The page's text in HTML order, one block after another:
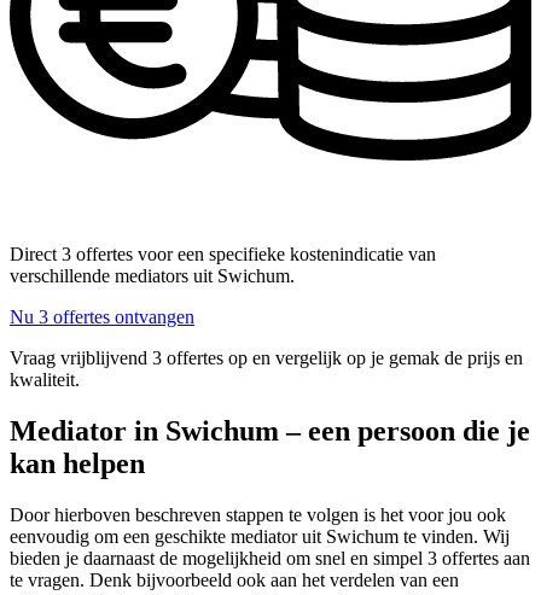
Direct 3 offertes voor een specifieke kostenindicatie van
verschillende mediators uit Swichum.
Nu 3 offertes ontvangen
Vraag vrijblijvend 3 offertes op en vergelijk op je gemak de prijs en
kwaliteit.
Mediator in Swichum – een persoon die je
kan helpen
Door hierboven beschreven stappen te volgen is het voor jou ook
eenvoudig om een geschikte mediator uit Swichum te vinden. Wij
bieden je daarnaast de mogelijkheid om snel en simpel 3 offertes aan
te vragen. Denk bijvoorbeeld ook aan het verdelen van een